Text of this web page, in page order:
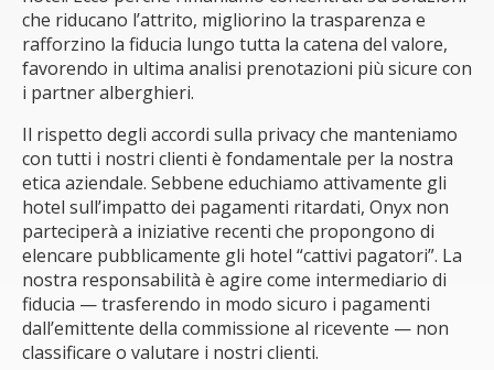
che riducano l’attrito, migliorino la trasparenza e
rafforzino la fiducia lungo tutta la catena del valore,
favorendo in ultima analisi prenotazioni più sicure con
i partner alberghieri.
Il rispetto degli accordi sulla privacy che manteniamo
con tutti i nostri clienti è fondamentale per la nostra
etica aziendale. Sebbene educhiamo attivamente gli
hotel sull’impatto dei pagamenti ritardati, Onyx non
parteciperà a iniziative recenti che propongono di
elencare pubblicamente gli hotel “cattivi pagatori”. La
nostra responsabilità è agire come intermediario di
fiducia — trasferendo in modo sicuro i pagamenti
dall’emittente della commissione al ricevente — non
classificare o valutare i nostri clienti.